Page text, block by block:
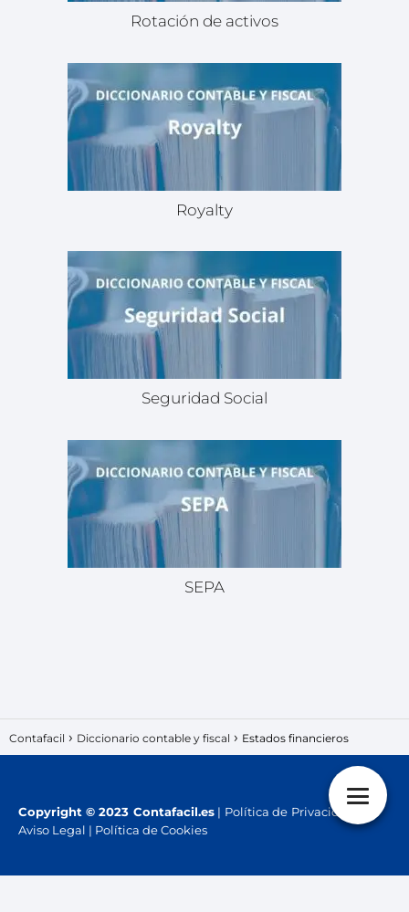
Rotación de activos
Royalty
Seguridad Social
SEPA
Contafacil Diccionario contable y fiscal Estados financieros
Copyright © 2023 Contafacil.es| Política de Privacidad
Aviso Legal | Política de Cookies